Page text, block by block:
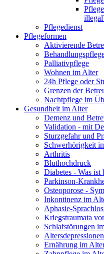
Pflegedienst
Pflegeformen
Aktivierende
Palliativpflege
Wohnen im Alter
24h Pflege oder
Grenzen der
Nachtpflege im
Gesundheit im Alter
Demenz und
Validation - mit
Sturzgefahr und
Schwerhörigkeit
Arthritis
Bluthochdruck
Diabetes - Was ist
Parkinson-
Osteoporose -
Inkontinenz im
Aphasie-
Kriegstraumata
Schlafstörungen
Altersdepressionen
Ernährung im